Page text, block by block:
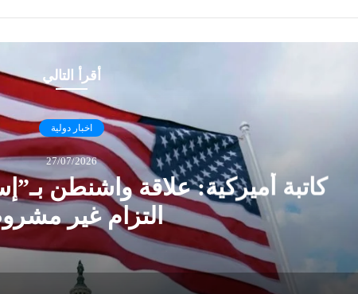
أقرأ التالي
اخبار دولية
27/07/2026
كاتبة أميركية: علاقة واشنطن
التزام غير